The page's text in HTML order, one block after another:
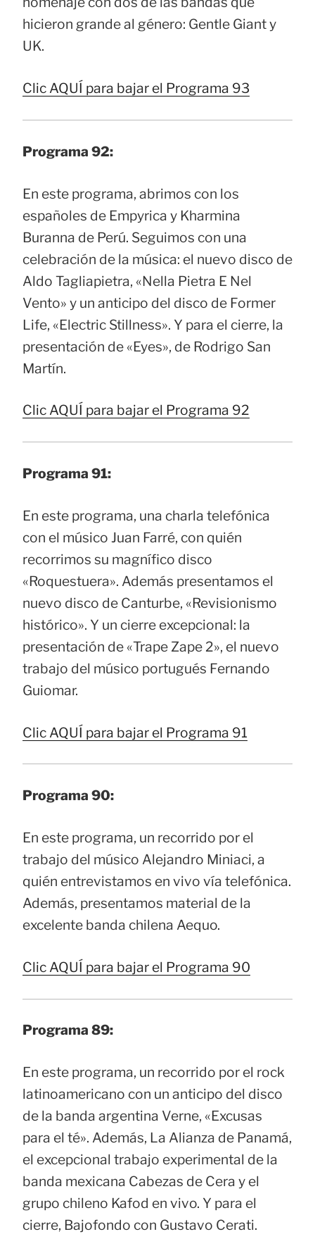
hicieron grande al género: Gentle Giant y
UK.
Clic AQUÍ para bajar el Programa 93
Programa 92:
En este programa, abrimos con los
españoles de Empyrica y Kharmina
Buranna de Perú. Seguimos con una
celebración de la música: el nuevo disco de
Aldo Tagliapietra, «Nella Pietra E Nel
Vento» y un anticipo del disco de Former
Life, «Electric Stillness». Y para el cierre, la
presentación de «Eyes», de Rodrigo San
Martín.
Clic AQUÍ para bajar el Programa 92
Programa 91:
En este programa, una charla telefónica
con el músico Juan Farré, con quién
recorrimos su magnífico disco
«Roquestuera». Además presentamos el
nuevo disco de Canturbe, «Revisionismo
histórico». Y un cierre excepcional: la
presentación de «Trape Zape 2», el nuevo
trabajo del músico portugués Fernando
Guiomar.
Clic AQUÍ para bajar el Programa 91
Programa 90:
En este programa, un recorrido por el
trabajo del músico Alejandro Miniaci, a
quién entrevistamos en vivo vía telefónica.
Además, presentamos material de la
excelente banda chilena Aequo.
Clic AQUÍ para bajar el Programa 90
Programa 89:
En este programa, un recorrido por el rock
latinoamericano con un anticipo del disco
de la banda argentina Verne, «Excusas
para el té». Además, La Alianza de Panamá,
el excepcional trabajo experimental de la
banda mexicana Cabezas de Cera y el
grupo chileno Kafod en vivo. Y para el
cierre, Bajofondo con Gustavo Cerati.